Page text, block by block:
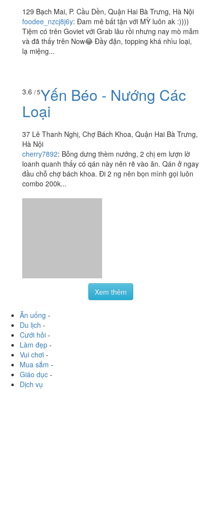
129 Bạch Mai, P. Cầu Dền, Quận Hai Bà Trưng, Hà Nội
foodee_nzcj8j6y: Đam mê bất tận với MỲ luôn ak :))))
Tiệm có trên Goviet với Grab lâu rồi nhưng nay mò mẫm
và đã thấy trên Now😂 Đầy đặn, topping khá nhìu loại,
lạ miệng...
3.6 / 5Yến Béo - Nướng Các
Loại
37 Lê Thanh Nghị, Chợ Bách Khoa, Quận Hai Bà Trưng,
Hà Nội
cherry7892: Bỗng dưng thèm nướng, 2 chị em lượn lờ
loanh quanh thấy có qán này nên rẽ vào ăn. Qán ở ngay
đầu chỗ chợ bách khoa. Đi 2 ng nên bọn mình gọi luôn
combo 200k...
Xem thêm
Ăn uống -
Du lịch -
Cưới hỏi -
Làm đẹp -
Vui chơi -
Mua sắm -
Giáo dục -
Dịch vụ